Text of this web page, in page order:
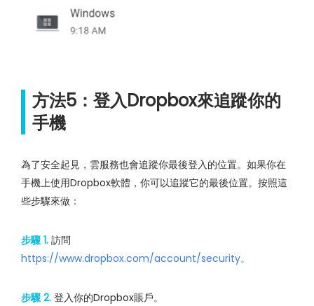
方法5：登入Dropbox來追蹤你的
手機
為了安全起見，雲服務也會追蹤你最後登入的位置。如果你在
手機上使用Dropbox軟體，你可以追蹤它的最後位置。按照這
些步驟來做：
步驟 1. 訪問
https://www.dropbox.com/account/security。
步驟 2. 登入你的Dropbox賬戶。